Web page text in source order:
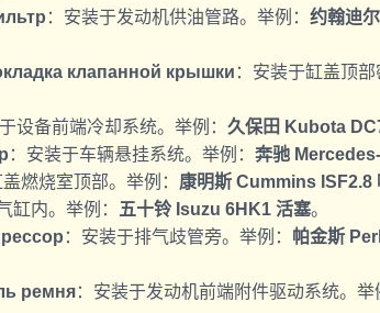
：安装于发动机供油管路。举例： 约翰迪
клапанной крышки ：安装于缸盖顶部
设备前端冷却系统。举例： 久保田 Kubota
：安装于车辆悬挂系统。举例： 奔驰
燃烧室顶部。举例： 康明斯 Cummins ISF2.8
缸内。举例： 五十铃 Isuzu 6HK1 活塞。
：安装于排气歧管旁。举例： 帕金斯
ремня：安装于发动机前端附件驱动系统。举